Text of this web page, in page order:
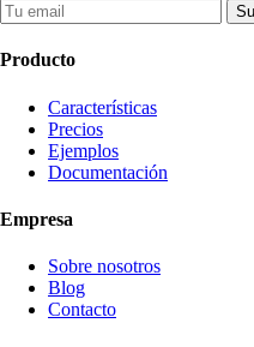
Producto
Características
Precios
Ejemplos
Documentación
Empresa
Sobre nosotros
Blog
Contacto